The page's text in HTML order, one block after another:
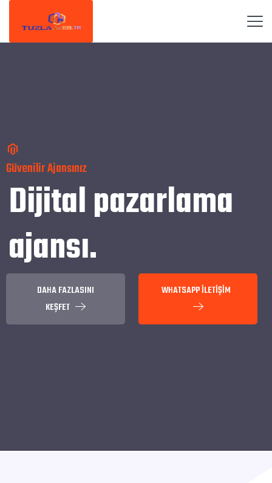
Güvenilir Ajansınız
Dijital pazarlama
ajansı.
DAHA FAZLASINI
KEŞFET
WHATSAPP İLETİŞİM